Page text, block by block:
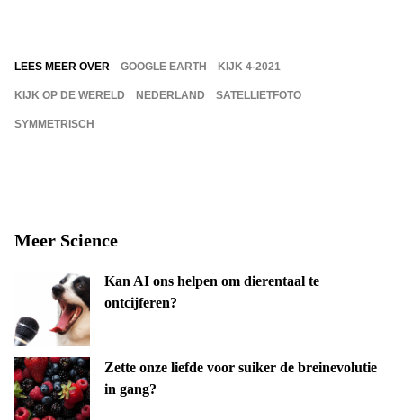
LEES MEER OVER GOOGLE EARTH KIJK 4-2021
KIJK OP DE WERELD NEDERLAND SATELLIETFOTO
SYMMETRISCH
Meer Science
Kan AI ons helpen om dierentaal te
ontcijferen?
Zette onze liefde voor suiker de breinevolutie
in gang?